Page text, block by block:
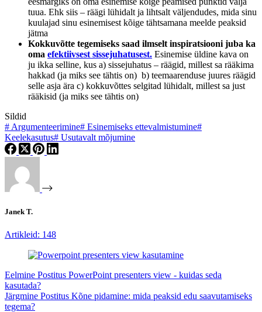
tuua. Ehk siis – räägi lühidalt ja lihtsalt väljendudes, mida sinu
kuulajad sinu esinemisest kõige tähtsamana meelde peaksid
jätma
Kokkuvõtte tegemiseks saad ilmselt inspiratsiooni juba ka
oma efektiivsest sissejuhatusest. Esinemise üldine kava on
ju ikka selline, kus a) sissejuhatus – räägid, millest sa rääkima
hakkad (ja miks see tähtis on) b) teemaarenduse juures räägid
selle asja ära c) kokkuvõttes selgitad lühidalt, millest sa just
rääkisid (ja miks see tähtis on)
Sildid
# Argumenteerimine# Esinemiseks ettevalmistumine#
Keelekasutus# Usutavalt mõjumine
Janek T.
Artikleid: 148
Eelmine Postitus PowerPoint presenters view - kuidas seda
kasutada?
Järgmine Postitus Kõne pidamine: mida peaksid edu saavutamiseks
tegema?